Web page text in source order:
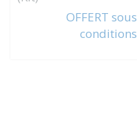
OFFERT sous
conditions